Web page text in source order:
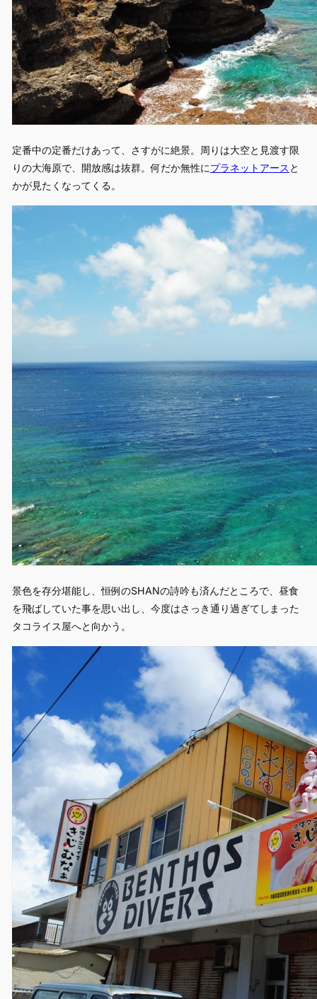
定番中の定番だけあって、さすがに絶景。周りは大空と見渡す限
りの大海原で、開放感は抜群。何だか無性にプラネットアース と
かが見たくなってくる。
景色を存分堪能し、恒例のSHANの詩吟も済んだところで、昼食
を飛ばしていた事を思い出し、今度はさっき通り過ぎてしまった
タコライス屋へと向かう。